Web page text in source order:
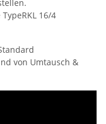
16/4
von Umtausch &